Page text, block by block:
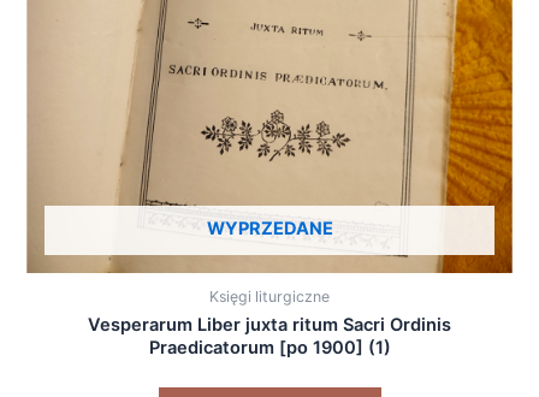
WYPRZEDANE
Księgi liturgiczne
Vesperarum Liber juxta ritum Sacri Ordinis
Praedicatorum [po 1900] (1)